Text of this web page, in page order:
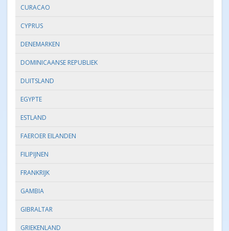
CURACAO
CYPRUS
DENEMARKEN
DOMINICAANSE REPUBLIEK
DUITSLAND
EGYPTE
ESTLAND
FAEROER EILANDEN
FILIPIJNEN
FRANKRIJK
GAMBIA
GIBRALTAR
GRIEKENLAND